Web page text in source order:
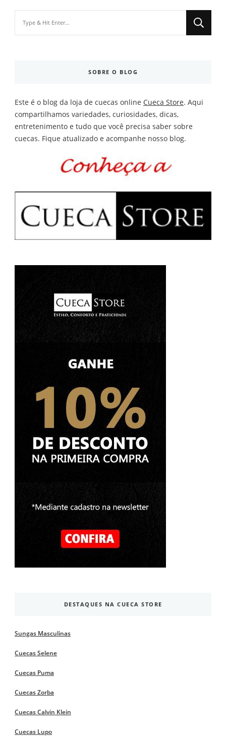
SOBRE O BLOG
Este é o blog da loja de cuecas online Cueca Store. Aqui
compartilhamos variedades, curiosidades, dicas,
entretenimento e tudo que você precisa saber sobre
cuecas. Fique atualizado e acompanhe nosso blog.
DESTAQUES NA CUECA STORE
Sungas Masculinas
Cuecas Selene
Cuecas Puma
Cuecas Zorba
Cuecas Calvin Klein
Cuecas Lupo